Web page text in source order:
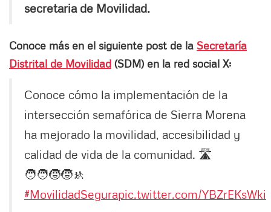
secretaria de Movilidad.
Conoce más en el siguiente post de la Secretaría
Distrital de Movilidad (SDM) en la red social X:
Conoce cómo la implementación de la
intersección semafórica de Sierra Morena
ha mejorado la movilidad, accesibilidad y
calidad de vida de la comunidad. 🛣️
🧑‍🧑‍🧒‍🧒🚸
#MovilidadSegurapic.twitter.com/YBZrEKsWki